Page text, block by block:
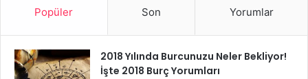
törpüleyerek pürüzsüz hale getirin.
kalmaya çalışın ve hızlı hareketlerden kaçının.
Popüler Son Yorumlar
2018 Yılında Burcunuzu Neler Bekliyor!
İşte 2018 Burç Yorumları